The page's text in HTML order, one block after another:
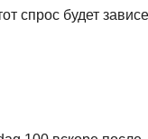
спрос будет